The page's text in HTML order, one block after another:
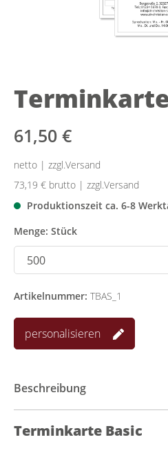
61,50 €
netto | zzgl.Versand
73,19 € brutto | zzgl.Versand
Produktionszeit ca. 6-8
Menge: Stück
Artikelnummer: TBAS_1
personalisieren
Beschreibung
Terminkarte Basic